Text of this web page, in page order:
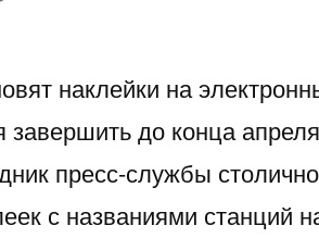
наклейки на
завершить до конца
пресс-службы
с названиями станций